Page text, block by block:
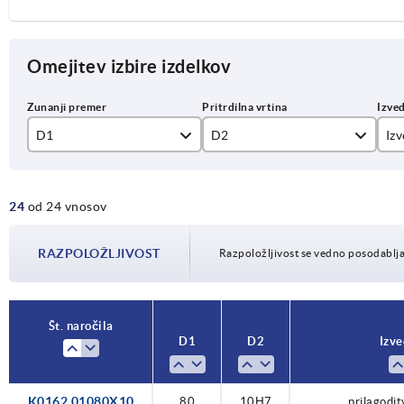
Omejitev izbire izdelkov
D1
100
160
D2
16H7
20H7
22H7
24 od 24 vnosov
RAZPOLOŽLJIVOST Razpoložljivost se vedno
Št. naročila
D1
D2